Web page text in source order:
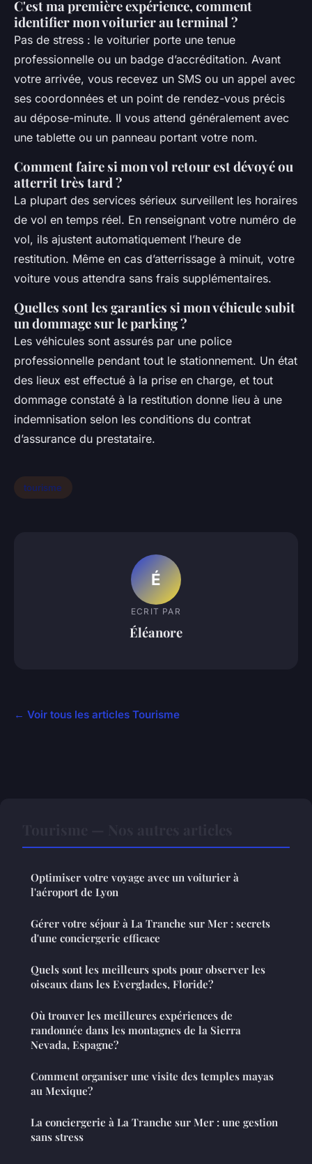
C'est ma première expérience, comment
identifier mon voiturier au terminal ?
Pas de stress : le voiturier porte une tenue
professionnelle ou un badge d’accréditation. Avant
votre arrivée, vous recevez un SMS ou un appel avec
ses coordonnées et un point de rendez-vous précis
au dépose-minute. Il vous attend généralement avec
une tablette ou un panneau portant votre nom.
Comment faire si mon vol retour est dévoyé ou
atterrit très tard ?
La plupart des services sérieux surveillent les horaires
de vol en temps réel. En renseignant votre numéro de
vol, ils ajustent automatiquement l’heure de
restitution. Même en cas d’atterrissage à minuit, votre
voiture vous attendra sans frais supplémentaires.
Quelles sont les garanties si mon véhicule subit
un dommage sur le parking ?
Les véhicules sont assurés par une police
professionnelle pendant tout le stationnement. Un état
des lieux est effectué à la prise en charge, et tout
dommage constaté à la restitution donne lieu à une
indemnisation selon les conditions du contrat
d’assurance du prestataire.
tourisme
É
ECRIT PAR
Éléanore
← Voir tous les articles Tourisme
Optimiser votre voyage avec un voiturier à
l'aéroport de Lyon
Gérer votre séjour à La Tranche sur Mer : secrets
d'une conciergerie efficace
Quels sont les meilleurs spots pour observer les
oiseaux dans les Everglades, Floride?
Où trouver les meilleures expériences de
randonnée dans les montagnes de la Sierra
Nevada, Espagne?
Comment organiser une visite des temples mayas
au Mexique?
La conciergerie à La Tranche sur Mer : une gestion
sans stress